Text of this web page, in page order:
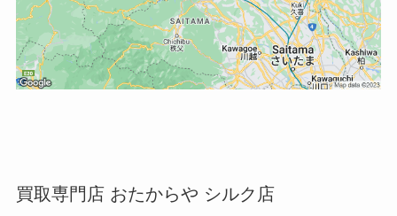
買取専門店 おたからや シルク店